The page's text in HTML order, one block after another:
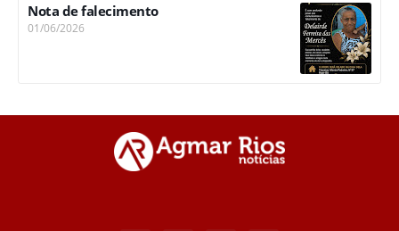
Nota de falecimento
01/06/2026